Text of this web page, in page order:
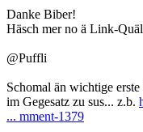
Danke Biber!
Häsch mer no ä Link-
@Puffli
Schomal än wichtige
im Gegesatz zu sus... z.b.
... mment-1379